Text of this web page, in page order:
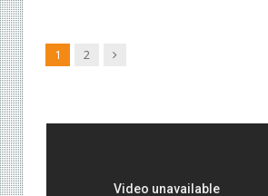
1 2 Siguiente